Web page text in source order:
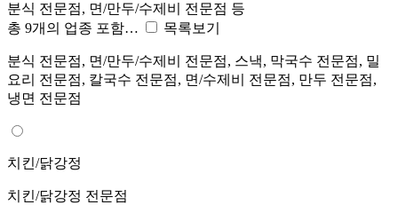
분식 전문점, 면/만두/수제비 전문점 등
총 9개의 업종 포함…
목록보기
분식 전문점, 면/만두/수제비 전문점, 스낵, 막국수 전문점, 밀
요리 전문점, 칼국수 전문점, 면/수제비 전문점, 만두 전문점,
냉면 전문점
치킨/닭강정
치킨/닭강정 전문점